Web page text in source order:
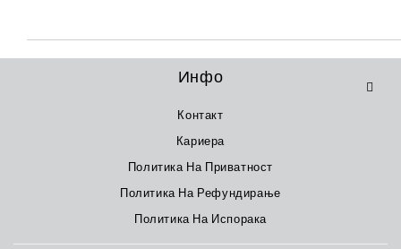
Инфо
Контакт
Кариера
Политика На Приватност
Политика На Рефундирање
Политика На Испорака